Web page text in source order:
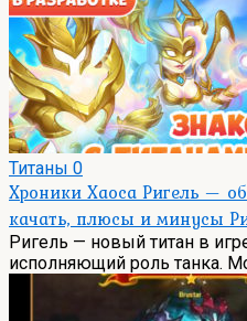
Титаны 0
Хроники Хаоса Ригель —
качать, плюсы и минусы
Ригель — новый титан в
исполняющий роль танка.